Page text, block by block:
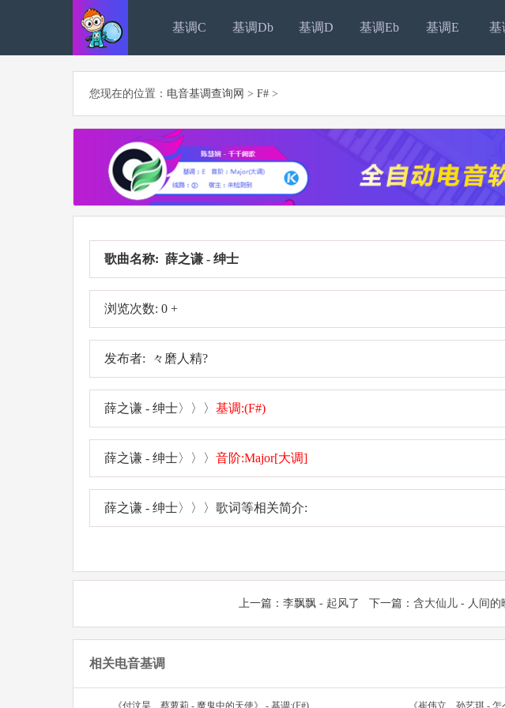
基调C 基调Db 基调D 基调Eb 基调E 基
您现在的位置： 电音基调查询网 > F# >
歌曲名称: 薛之谦 - 绅士
浏览次数: 0 +
发布者: 々磨人精?
薛之谦 - 绅士〉〉〉 基调:(F#)
薛之谦 - 绅士〉〉〉 音阶:Major[大调]
薛之谦 - 绅士〉〉〉歌词等相关简介:
上一篇： 李飘飘 - 起风了 下一篇： 含大仙儿 - 人间的
相关电音基调